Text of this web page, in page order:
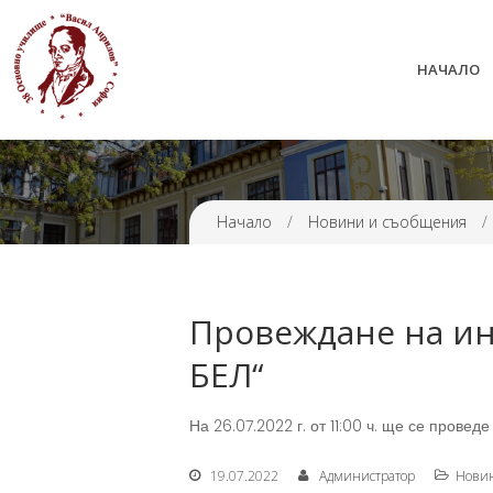
НАЧАЛО
Начало / Новини и съобщения /
Провеждане на
БЕЛ“
На 26.07.2022 г. от 11:00 ч. ще се
19.07.2022 Администратор